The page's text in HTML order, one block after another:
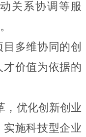
关系协调等服
多维协同的创
价值为依据的
，优化创新创业
施科技型企业